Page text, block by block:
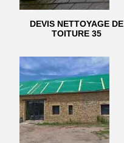
DEVIS NETTOYAGE DE
TOITURE 35